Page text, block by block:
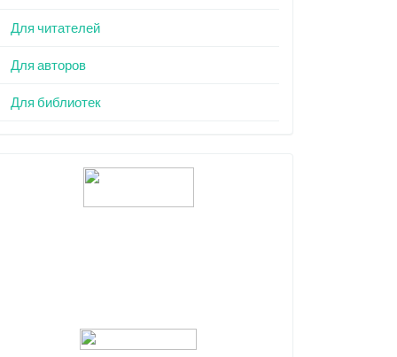
Для читателей
Для авторов
Для библиотек
Индексация